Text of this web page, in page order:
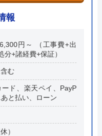
報
円～ （工事費+出
分+諸経費+保証）
む
ド、楽天ペイ、PayP
と払い、ローン
）